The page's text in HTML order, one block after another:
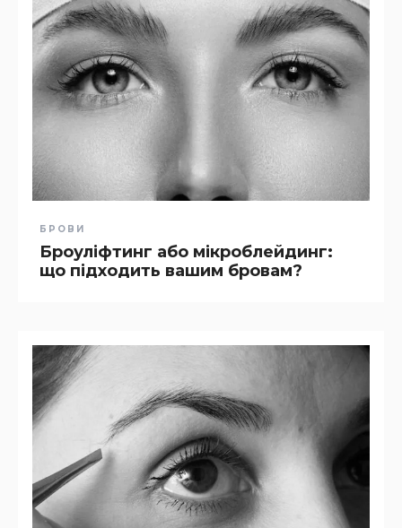
БРОВИ
Броуліфтинг або мікроблейдинг:
що підходить вашим бровам?